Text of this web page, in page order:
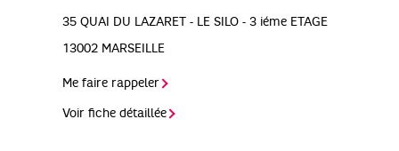
35 QUAI DU LAZARET - LE SILO - 3 iéme ETAGE
13002 MARSEILLE
Me faire rappeler
Voir fiche détaillée